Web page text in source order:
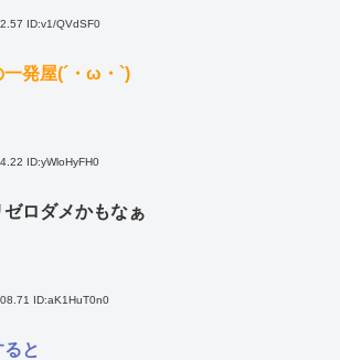
ID:v1/QVdSF0
発屋(´・ω・`)
ID:yWloHyFH0
ロダメかもなぁ
ID:aK1HuT0n0
と